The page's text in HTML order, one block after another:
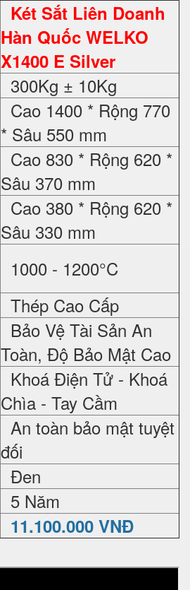
Két Sắt Liên Doanh
Hàn Quốc WELKO
X1400 E Silver
300Kg ± 10Kg
Cao 1400 * Rộng 770
* Sâu 550 mm
Cao 830 * Rộng 620 *
Sâu 370 mm
Cao 380 * Rộng 620 *
Sâu 330 mm
1000 - 1200°C
Thép Cao Cấp
Bảo Vệ Tài Sản An
Toàn, Độ Bảo Mật Cao
Khoá Điện Tử - Khoá
Chìa - Tay Cầm
An toàn bảo mật tuyệt
đối
Đen
5 Năm
11.100.000 VNĐ